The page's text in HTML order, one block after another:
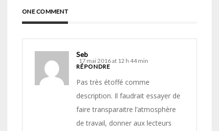
ONE COMMENT
Seb
17 mai 2016 at 12 h 44 min
RÉPONDRE
Pas très étoffé comme
description. Il faudrait essayer de
faire transparaitre l’atmosphère
de travail, donner aux lecteurs